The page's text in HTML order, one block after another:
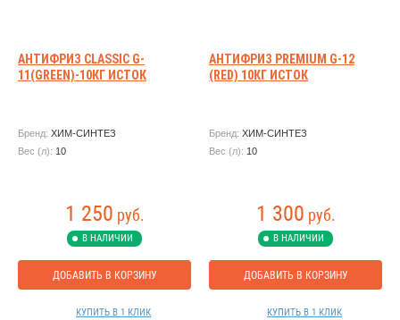
АНТИФРИЗ CLASSIC G-
11(GREEN)-10КГ ИСТОК
Бренд: ХИМ-СИНТЕЗ
Вес (л): 10
1 250 руб.
В НАЛИЧИИ
ДОБАВИТЬ В КОРЗИНУ
КУПИТЬ В 1 КЛИК
АНТИФРИЗ PREMIUM G-12
(RED) 10КГ ИСТОК
Бренд: ХИМ-СИНТЕЗ
Вес (л): 10
1 300 руб.
В НАЛИЧИИ
ДОБАВИТЬ В КОРЗИНУ
КУПИТЬ В 1 КЛИК